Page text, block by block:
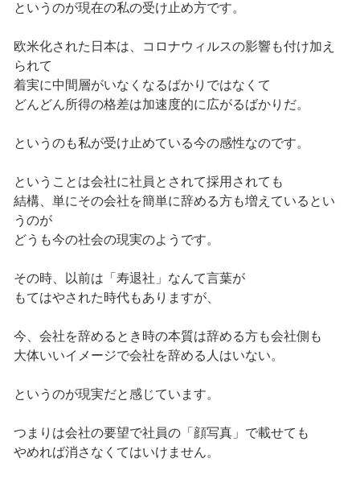
というのが現在の私の受け止め方です。
欧米化された日本は、コロナウィルスの影響も付け加え
られて
着実に中間層がいなくなるばかりではなくて
どんどん所得の格差は加速度的に広がるばかりだ。
というのも私が受け止めている今の感性なのです。
ということは会社に社員とされて採用されても
結構、単にその会社を簡単に辞める方も増えているとい
うのが
どうも今の社会の現実のようです。
その時、以前は「寿退社」なんて言葉が
もてはやされた時代もありますが、
今、会社を辞めるとき時の本質は辞める方も会社側も
大体いいイメージで会社を辞める人はいない。
というのが現実だと感じています。
つまりは会社の要望で社員の「顔写真」で載せても
やめれば消さなくてはいけません。